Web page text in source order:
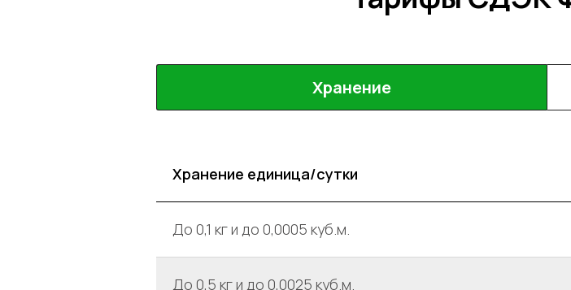
Хранение
Хранение единица/сутки
До 0,1 кг и до 0,0005 куб.м.
До 0,5 кг и до 0,0025 куб.м.